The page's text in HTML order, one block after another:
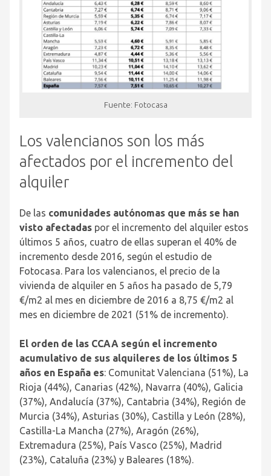
Fuente: Fotocasa
Los valencianos son los más
afectados por el incremento del
alquiler
De las comunidades autónomas que más se han
visto afectadas por el incremento del alquiler estos
últimos 5 años, cuatro de ellas superan el 40% de
incremento desde 2016, según el estudio de
Fotocasa. Para los valencianos, el precio de la
vivienda de alquiler en 5 años ha pasado de 5,79
€/m2 al mes en diciembre de 2016 a 8,75 €/m2 al
mes en diciembre de 2021 (51% de incremento).
El orden de las CCAA según el incremento
acumulativo de sus alquileres de los últimos 5
años en España es: Comunitat Valenciana (51%), La
Rioja (44%), Canarias (42%), Navarra (40%), Galicia
(37%), Andalucía (37%), Cantabria (34%), Región de
Murcia (34%), Asturias (30%), Castilla y León (28%),
Castilla-La Mancha (27%), Aragón (26%),
Extremadura (25%), País Vasco (25%), Madrid
(23%), Cataluña (23%) y Baleares (18%).